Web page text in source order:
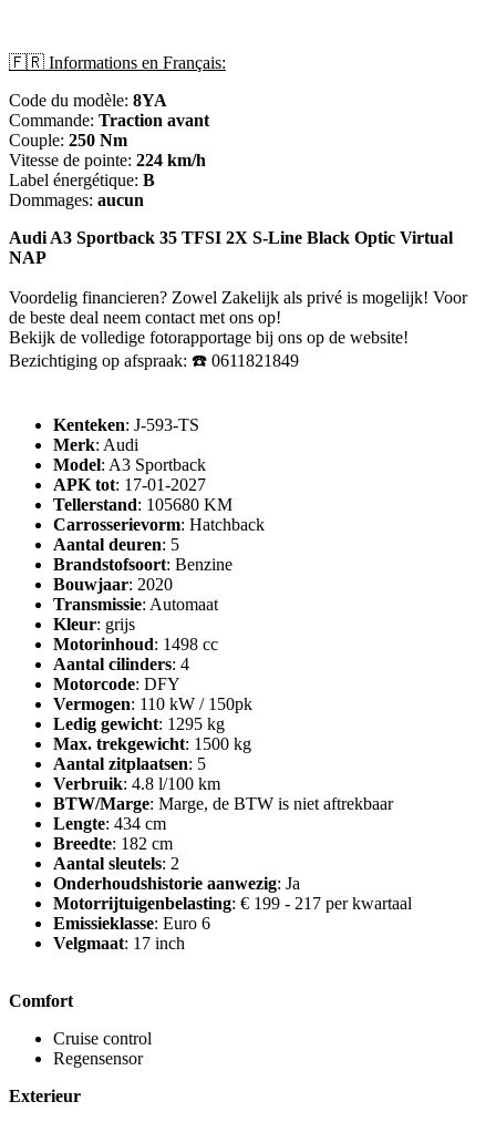
🇫🇷 Informations en Français:
Code du modèle: 8YA
Commande: Traction avant
Couple: 250 Nm
Vitesse de pointe: 224 km/h
Label énergétique: B
Dommages: aucun
Audi A3 Sportback 35 TFSI 2X S-Line Black Optic Virtual
NAP
Voordelig financieren? Zowel Zakelijk als privé is mogelijk! Voor
de beste deal neem contact met ons op!
Bekijk de volledige fotorapportage bij ons op de website!
Bezichtiging op afspraak: ☎️ 0611821849
Kenteken: J-593-TS
Merk: Audi
Model: A3 Sportback
APK tot: 17-01-2027
Tellerstand: 105680 KM
Carrosserievorm: Hatchback
Aantal deuren: 5
Brandstofsoort: Benzine
Bouwjaar: 2020
Transmissie: Automaat
Kleur: grijs
Motorinhoud: 1498 cc
Aantal cilinders: 4
Motorcode: DFY
Vermogen: 110 kW / 150pk
Ledig gewicht: 1295 kg
Max. trekgewicht: 1500 kg
Aantal zitplaatsen: 5
Verbruik: 4.8 l/100 km
BTW/Marge: Marge, de BTW is niet aftrekbaar
Lengte: 434 cm
Breedte: 182 cm
Aantal sleutels: 2
Onderhoudshistorie aanwezig: Ja
Motorrijtuigenbelasting: € 199 - 217 per kwartaal
Emissieklasse: Euro 6
Velgmaat: 17 inch
Comfort
Cruise control
Regensensor
Exterieur